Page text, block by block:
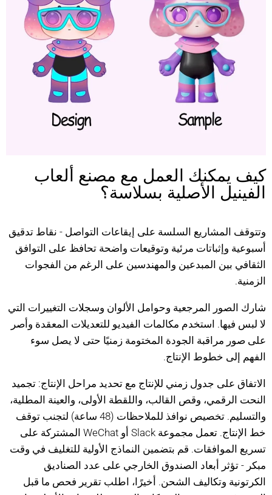
كيف يمكنك العمل مع مصنع ألعاب
الفينيل الأصلية بسلاسة؟
وتتوقف المشاريع السلسة على إيقاعات التواصل - نقاط تدقيق
أسبوعية وإثباتات مرئية وتوقيعات واضحة تحافظ على التوافق
الثقافي بين المبدعين والمهندسين على الرغم من الفجوات
الزمنية.
شارك الصور المرجعية وحوامل الألوان وسجلات التغييرات التي
لا لبس فيها. استخدم مكالمات الفيديو للتعديلات المعقدة وأصر
على صور مراقبة الجودة المختومة زمنيًا حتى لا يصل سوء
الفهم إلى خطوط الإنتاج.
الاتفاق على جدول زمني للإنتاج مع تحديد مراحل الإنتاج: تجميد
النحت الرقمي، وقص القالب، واللقطة الأولى، والعينة المطلية،
والتسليم. تخصيص نوافذ للملاحظات (48 ساعة) لتجنب توقف
خط الإنتاج. تعمل مجموعة Slack أو WeChat المشتركة على
تسريع الموافقات. قم بتضمين النماذج الأولية للتغليف في وقت
مبكر - تؤثر أبعاد الصندوق الخارجي على عدد الصناديق
الكرتونية وتكاليف الشحن. أخيرًا، اطلب تقرير فحص ما قبل